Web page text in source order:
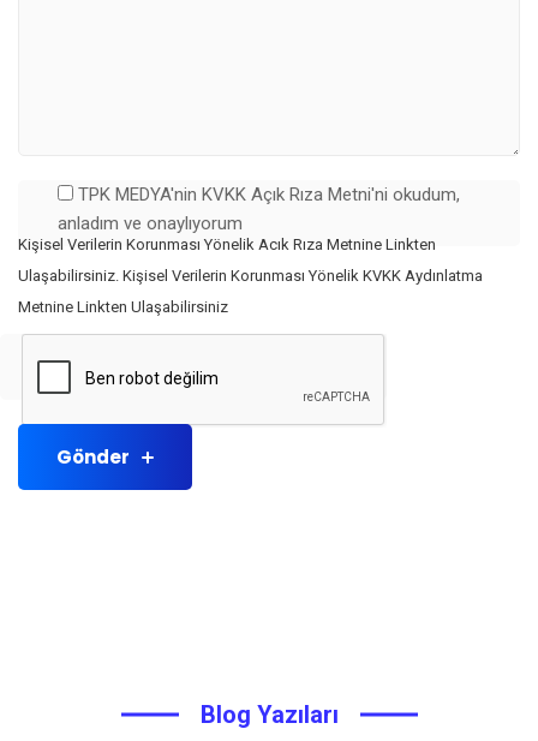
TPK MEDYA'nin KVKK Açık Rıza Metni'ni okudum,
anladım ve onaylıyorum
Kişisel Verilerin Korunması Yönelik Acık Rıza Metnine Linkten
Ulaşabilirsiniz. Kişisel Verilerin Korunması Yönelik KVKK Aydınlatma
Metnine Linkten Ulaşabilirsiniz
Gönder
Blog Yazıları